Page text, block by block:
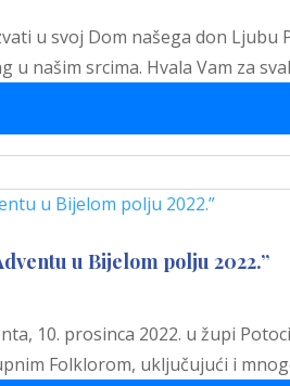
u svoj Dom našega don
u našim srcima. Hvala Vam za
u Bijelom polju 2022.”
10. prosinca 2022. u župi
Folklorom, uključujući i